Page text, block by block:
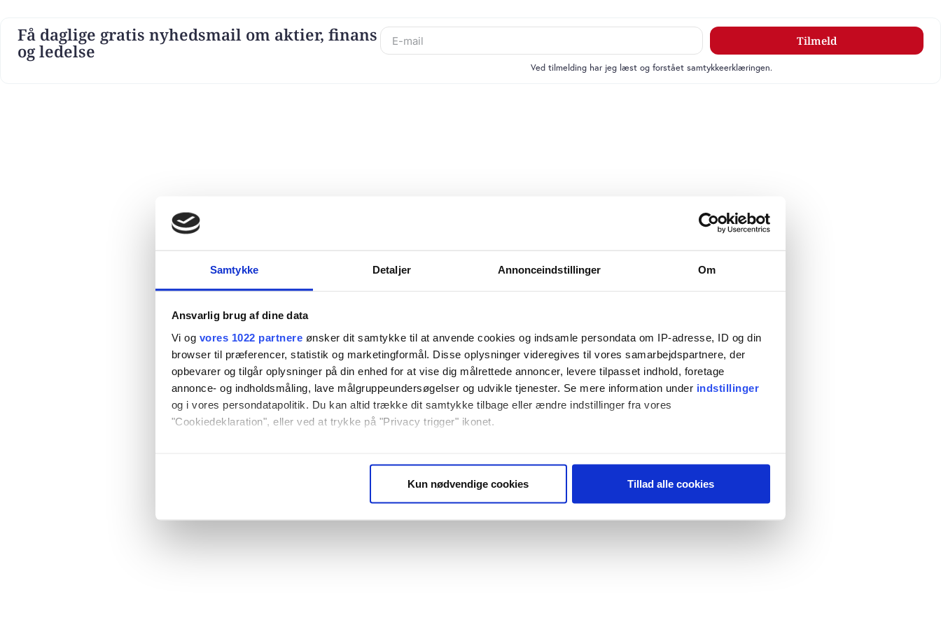
Samtykke Detaljer Annonceindstillinger Om
Ansvarlig brug af dine data
Vi og vores 1022 partnere ønsker dit samtykke til at anvende cookies og indsamle persondata om IP-adresse, ID og din
browser til præferencer, statistik og marketingformål. Disse oplysninger videregives til vores samarbejdspartnere, der
opbevarer og tilgår oplysninger på din enhed for at vise dig målrettede annoncer, levere tilpasset indhold, foretage
annonce- og indholdsmåling, lave målgruppeundersøgelser og udvikle tjenester. Se mere information under indstillinger
og i vores persondatapolitik. Du kan altid trække dit samtykke tilbage eller ændre indstillinger fra vores
"Cookiedeklaration", eller ved at trykke på "Privacy trigger" ikonet.
Identificere din enhed baseret på en scanning af dens unikke karakteristika (fingerprinting)
Kun nødvendige cookies Tillad alle cookies
Få daglige gratis nyhedsmail om aktier, finans
og ledelse
Tilmeld
Ved tilmelding har jeg læst og forstået samtykkeerklæringen.